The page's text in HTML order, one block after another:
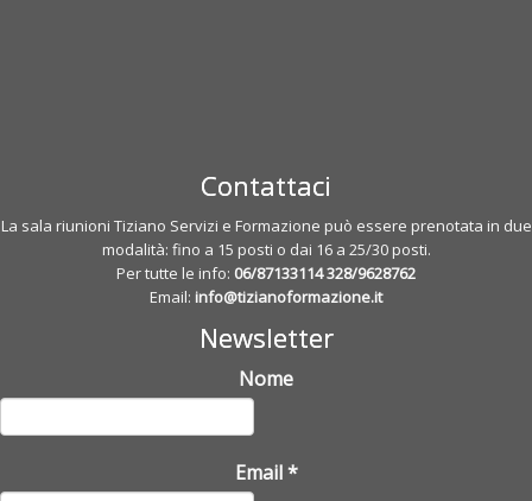
Contattaci
La sala riunioni Tiziano Servizi e Formazione può essere prenotata in due
modalità: fino a 15 posti o dai 16 a 25/30 posti.
Per tutte le info: 06/87133114328/9628762
Email: info@tizianoformazione.it
Newsletter
Nome
Email*